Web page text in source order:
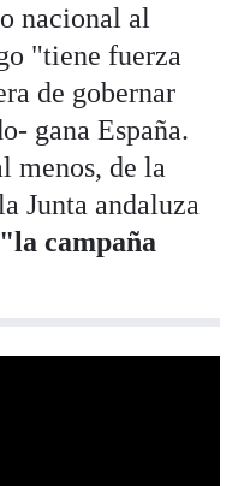
nacional al
"tiene fuerza
de gobernar
gana España.
menos, de la
Junta andaluza
campaña